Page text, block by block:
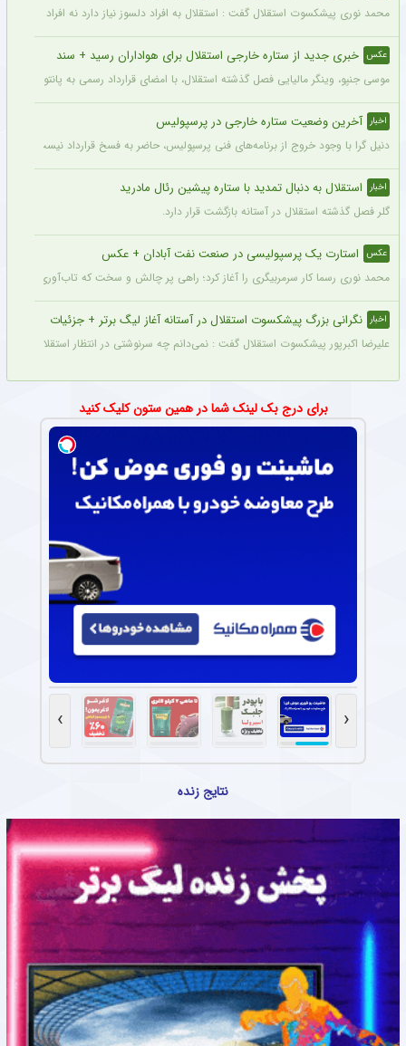
محمد نوری پیشکسوت استقلال گفت : استقلال به افراد دلسوز نیاز دارد نه افراد سود
عکس خبری جدید از ستاره خارجی استقلال برای هواداران رسید + سند
موسی جنپو، وینگر مالیایی فصل گذشته استقلال، با امضای قرارداد رسمی به پانتولیکوس
اخبار آخرین وضعیت ستاره خارجی در پرسپولیس
دنیل گرا با وجود خروج از برنامه‌های فنی پرسپولیس، حاضر به فسخ قرارداد نیست.
اخبار استقلال به دنبال تمدید با ستاره پیشین رئال مادرید
گلر فصل گذشته استقلال در آستانه بازگشت قرار دارد.
عکس استارت یک پرسپولیسی در صنعت نفت آبادان + عکس
محمد نوری رسما کار سرمربیگری را آغاز کرد؛ راهی پر چالش و سخت که تاب‌آوری بالایی
اخبار نگرانی بزرگ پیشکسوت استقلال در آستانه آغاز لیگ برتر + جزئیات
علیرضا اکبرپور پیشکسوت استقلال گفت : نمی‌دانم چه سرنوشتی در انتظار استقلال
برای درج بک لینک شما در همین ستون کلیک کنید
‹
›
نتایج زنده